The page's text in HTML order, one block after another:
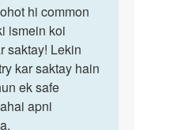
hi common
ismein koi
saktay! Lekin
kar saktay hain
ek safe
apni